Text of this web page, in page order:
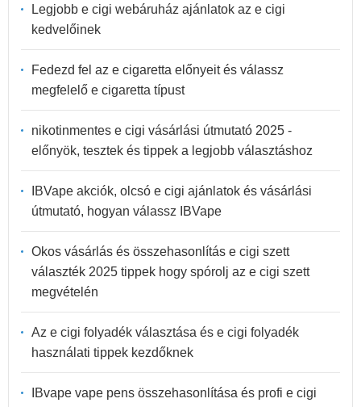
Legjobb e cigi webáruház ajánlatok az e cigi
kedvelőinek
Fedezd fel az e cigaretta előnyeit és válassz
megfelelő e cigaretta típust
nikotinmentes e cigi vásárlási útmutató 2025 -
előnyök, tesztek és tippek a legjobb választáshoz
IBVape akciók, olcsó e cigi ajánlatok és vásárlási
útmutató, hogyan válassz IBVape
Okos vásárlás és összehasonlítás e cigi szett
választék 2025 tippek hogy spórolj az e cigi szett
megvételén
Az e cigi folyadék választása és e cigi folyadék
használati tippek kezdőknek
IBvape vape pens összehasonlítása és profi e cigi